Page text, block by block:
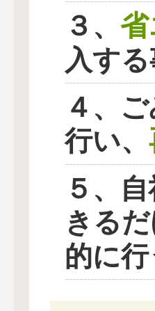
３、
入す
４、
行い、
５、
きる
的に行